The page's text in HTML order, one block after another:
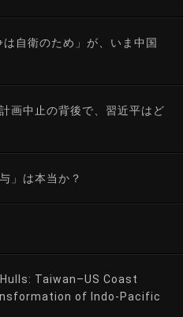
自衛のため」が、いま中国
画中止の背後で、習近平はど
」は本当か？
Taiwan–US Coast
of Indo-Pacific